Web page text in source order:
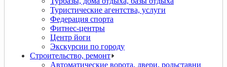
Туристические агентства, услуги
Федерация спорта
Фитнес-центры
Центр йоги
Экскурсии по городу
Строительство, ремонт
Автоматические ворота, двери, рольставни